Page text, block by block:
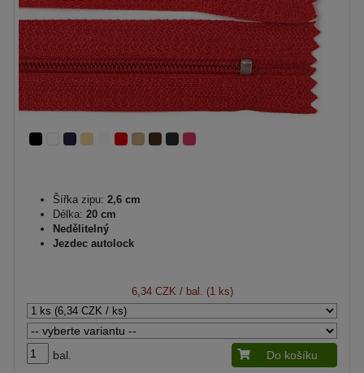
Šířka zipu: 2,6 cm
Délka: 20 cm
Nedělitelný
Jezdec autolock
6,34 CZK / bal. (1 ks)
bal. Do košíku